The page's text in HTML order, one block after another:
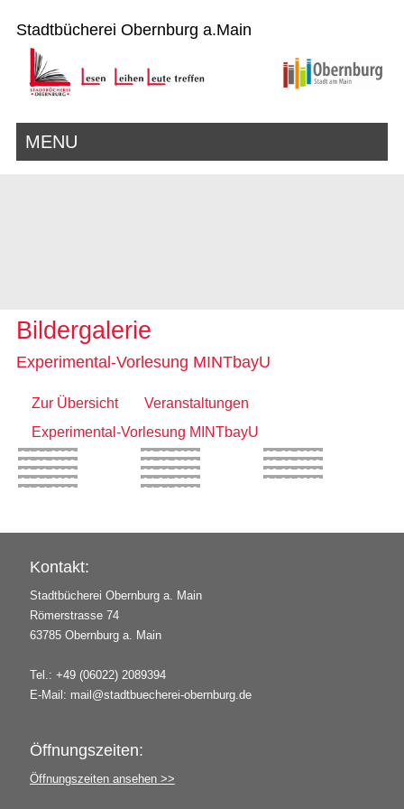
Stadtbücherei Obernburg a.Main
MENU
Bildergalerie
Experimental-Vorlesung MINTbayU
Zur Übersicht
Veranstaltungen
Experimental-Vorlesung MINTbayU
04.04.2023 02.08.2023 02.08.2023
02.08.2023 02.08.2023 02.08.2023
02.08.2023 02.08.2023 02.08.2023
04.04.2023 04.04.2023 04.04.2023
04.04.2023 04.04.2023
Kontakt:
Stadtbücherei Obernburg a. Main
Römerstrasse 74
63785 Obernburg a. Main
Tel.: +49 (06022) 2089394
E-Mail: mail@stadtbuecherei-obernburg.de
Öffnungszeiten:
Öffnungszeiten ansehen >>